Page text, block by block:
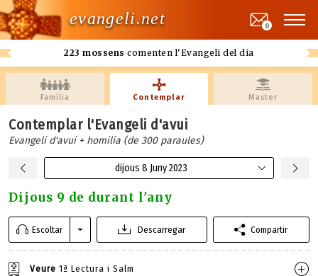
evangeli.net
223 mossens comenten l'Evangeli del dia
0
Família Contemplar Master
Contemplar l'Evangeli d'avui
Evangeli d'avui + homilía (de 300 paraules)
dijous 8 Juny 2023
Dijous 9 de durant l'any
Escoltar Descarregar Compartir
Veure 1ª Lectura i Salm